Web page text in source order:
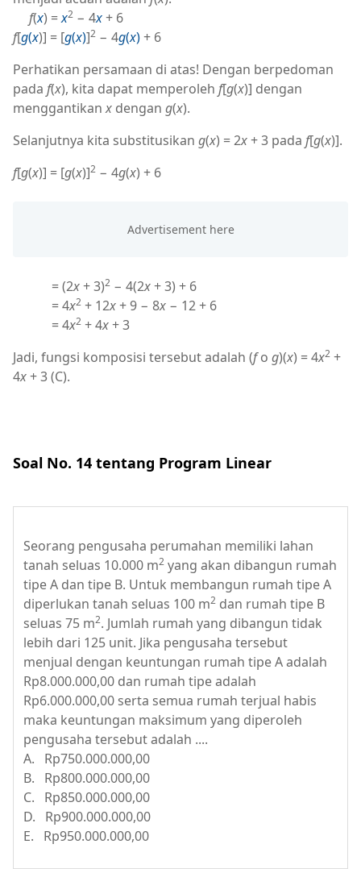
f(x) =x2 − 4x+ 6
f[g(x)] = [g(x)]2 − 4g(x)+ 6
Perhatikan persamaan di atas! Dengan berpedoman
pada f(x), kita dapat memperoleh f[g(x)] dengan
menggantikanx dengan g(x).
Selanjutnya kita substitusikan g(x) = 2x+ 3 pada f[g(x)].
f[g(x)] = [g(x)]2 − 4g(x) + 6
= (2x+ 3)2 − 4(2x+ 3) + 6
= 4x2 + 12x+ 9 − 8x − 12 + 6
= 4x2 + 4x+ 3
Jadi, fungsi komposisi tersebut adalah (fo g)(x) = 4x2 +
4x+ 3 (C).
Soal No. 14 tentang Program Linear
Seorang pengusaha perumahan memiliki lahan
tanah seluas 10.000 m2 yang akan dibangun rumah
tipe A dan tipe B. Untuk membangun rumah tipe A
diperlukan tanah seluas 100 m2 dan rumah tipe B
seluas 75 m2. Jumlah rumah yang dibangun tidak
lebih dari 125 unit. Jika pengusaha tersebut
menjual dengan keuntungan rumah tipe A adalah
Rp8.000.000,00 dan rumah tipe adalah
Rp6.000.000,00 serta semua rumah terjual habis
maka keuntungan maksimum yang diperoleh
pengusaha tersebut adalah ....
A. Rp750.000.000,00
B. Rp800.000.000,00
C. Rp850.000.000,00
D. Rp900.000.000,00
E. Rp950.000.000,00